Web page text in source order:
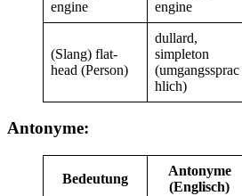
engine
engine
(Slang) flat-
head (Person)
dullard,
simpleton
(umgangssprac
hlich)
Antonyme:
Bedeutung
Antonyme
(Englisch)